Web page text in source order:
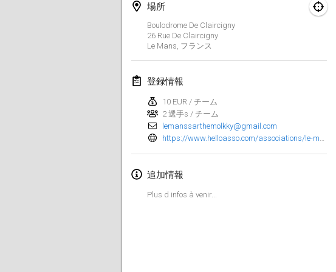
場所
Boulodrome De Claircigny
26 Rue De Claircigny
Le Mans フランス
登録情報
10 EUR / チーム
2 選手s / チーム
lemanssarthemolkky@gmail.com
追加情報
Plus d infos à venir...
2026年2月1日| オーストラリア
Indoor Polish Open 2026 - Doubles
2026年2月7日
Lazala Indoor Cup ZMGZEG
2026年2月7日|
StranaMölkky